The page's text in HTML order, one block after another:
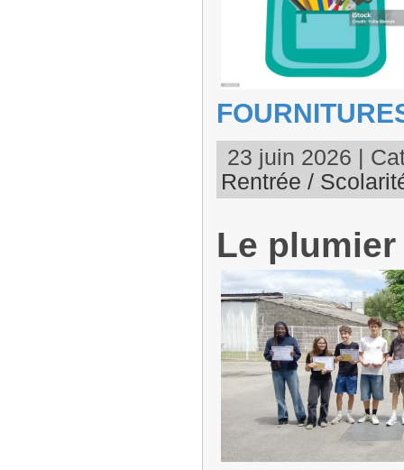
23 juin 2026 |
Rentrée /
Le plumier